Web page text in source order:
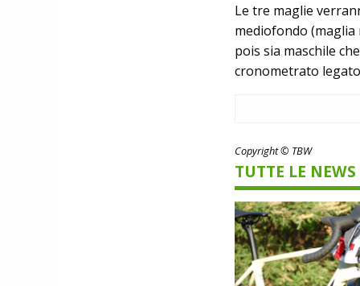
Le tre maglie
mediofondo
pois sia maschile
cronometrato
Copyright © TBW
TUTTE LE NEWS